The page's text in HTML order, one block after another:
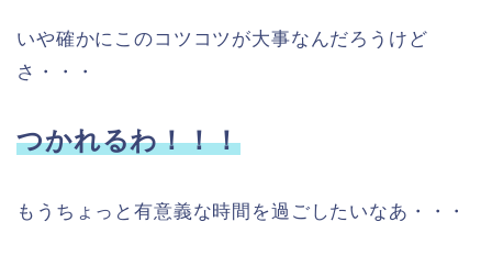
いや確かにこのコツコツが大事なんだろうけど
さ・・・
つかれるわ！！！
もうちょっと有意義な時間を過ごしたいなあ・・・